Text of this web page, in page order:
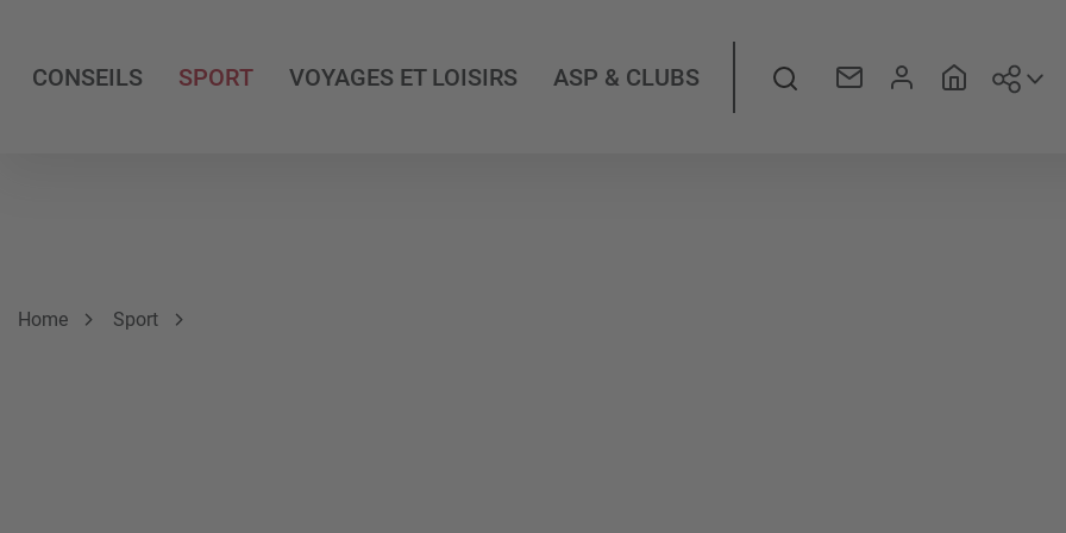
CONSEILS SPORT VOYAGES ET LOISIRS ASP & CLUBS Rechercher
Breadcrumb
Vous êtes ici:
Home Sport